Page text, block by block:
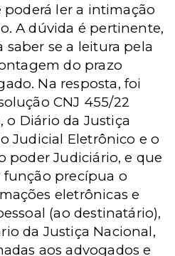
poderá ler a intimação
A dúvida é pertinente,
se a leitura pela
do prazo
Na resposta, foi
CNJ 455/22
Diário da Justiça
Judicial Eletrônico e o
poder Judiciário, e que
precípua o
eletrônicas e
(ao destinatário),
da Justiça Nacional,
aos advogados e